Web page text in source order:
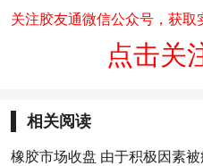
关注胶友通微信公众号，获取
点击关
相关阅读